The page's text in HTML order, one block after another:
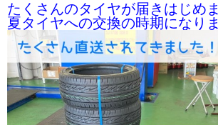
たくさんのタイヤが届きはじめ
夏タイヤへの交換の時期になりま